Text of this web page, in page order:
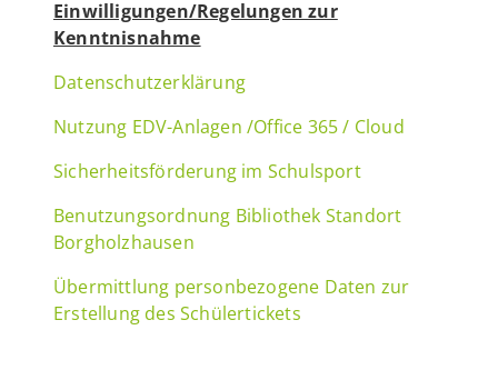
Einwilligungen/Regelungen zur
Kenntnisnahme
Datenschutzerklärung
Nutzung EDV-Anlagen /Office 365 / Cloud
Sicherheitsförderung im Schulsport
Benutzungsordnung Bibliothek Standort
Borgholzhausen
Übermittlung personbezogene Daten zur
Erstellung des Schülertickets